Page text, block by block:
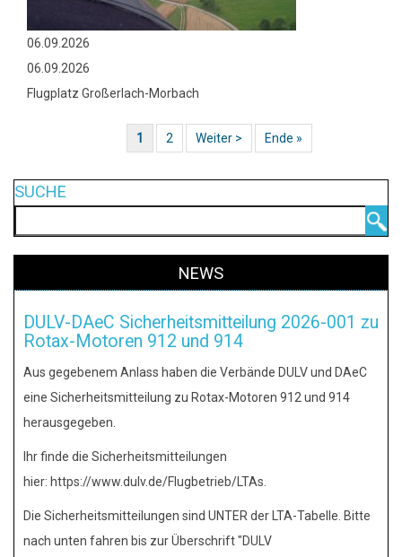
06.09.2026
06.09.2026
Flugplatz Großerlach-Morbach
Seitennummerierung
Aktuelle Seite
1 Page
2 Nächste Seite
Weiter > Last page
Ende »
SUCHE
NEWS
DULV-DAeC Sicherheitsmitteilung 2026-001 zu
Rotax-Motoren 912 und 914
Aus gegebenem Anlass haben die Verbände DULV und DAeC
eine Sicherheitsmitteilung zu Rotax-Motoren 912 und 914
herausgegeben.
Ihr finde die Sicherheitsmitteilungen
hier: https://www.dulv.de/Flugbetrieb/LTAs.
Die Sicherheitsmitteilungen sind UNTER der LTA-Tabelle. Bitte
nach unten fahren bis zur Überschrift "DULV